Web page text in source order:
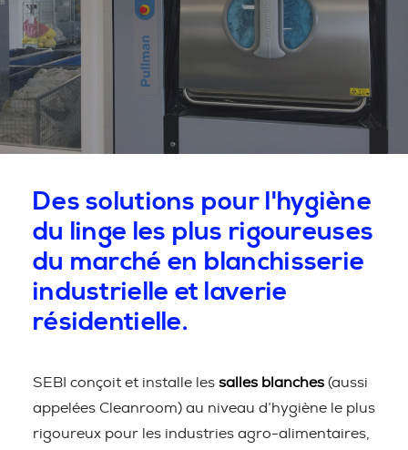
Des solutions pour l'hygiène
du linge les plus rigoureuses
du marché en blanchisserie
industrielle et laverie
résidentielle.
SEBI conçoit et installe les salles blanches (aussi
appelées Cleanroom) au niveau d’hygiène le plus
rigoureux pour les industries agro-alimentaires,